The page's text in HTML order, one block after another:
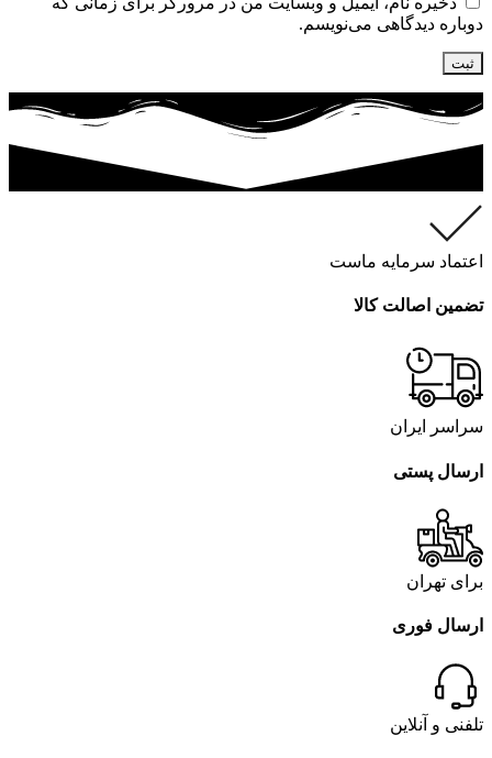
دوباره دیدگاهی می‌نویسم.
اعتماد سرمایه ماست
تضمین اصالت کالا
سراسر ایران
ارسال پستی
برای تهران
ارسال فوری
تلفنی و آنلاین